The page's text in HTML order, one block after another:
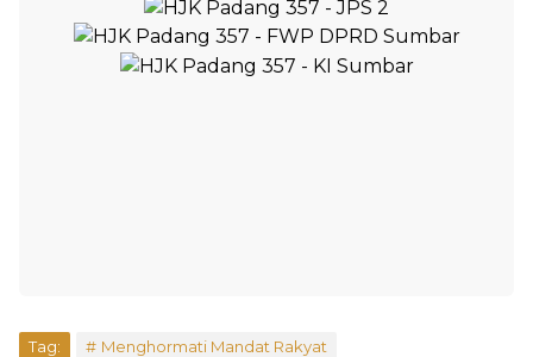
Tag: Menghormati Mandat Rakyat